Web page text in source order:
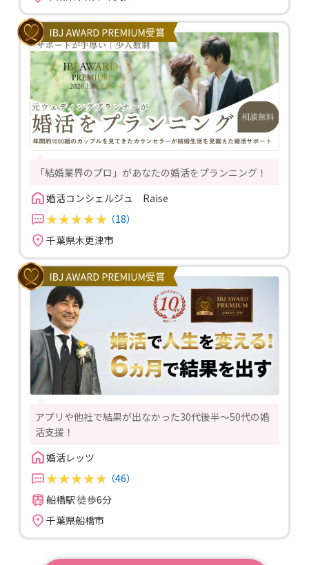
「結婚業界のプロ」があなたの婚活をプランニング！
婚活コンシェルジュ　Raise
（18）
千葉県木更津市
アプリや他社で結果が出なかった30代後半〜50代の婚
活支援！
婚活レッツ
（46）
船橋駅 徒歩6分
千葉県船橋市